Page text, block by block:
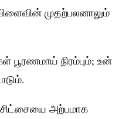
முதற்பலனாலும்
நிரம்பும்; உன்
அற்பமாக